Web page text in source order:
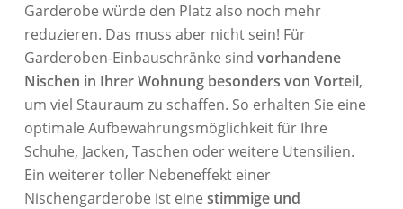
Garderobe würde den Platz also noch mehr
reduzieren. Das muss aber nicht sein! Für
Garderoben-Einbauschränke sindvorhandene
Nischen in Ihrer Wohnung besonders von Vorteil,
um viel Stauraum zu schaffen. So erhalten Sie eine
optimale Aufbewahrungsmöglichkeit für Ihre
Schuhe, Jacken, Taschen oder weitere Utensilien.
Ein weiterer toller Nebeneffekt einer
Nischengarderobe ist einestimmige und